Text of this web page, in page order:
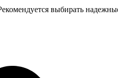
выбирать